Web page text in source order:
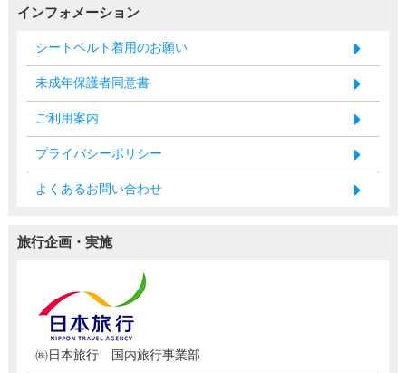
インフォメーション
シートベルト着用のお願い
未成年保護者同意書
ご利用案内
プライバシーポリシー
よくあるお問い合わせ
旅行企画・実施
㈱日本旅行 国内旅行事業部